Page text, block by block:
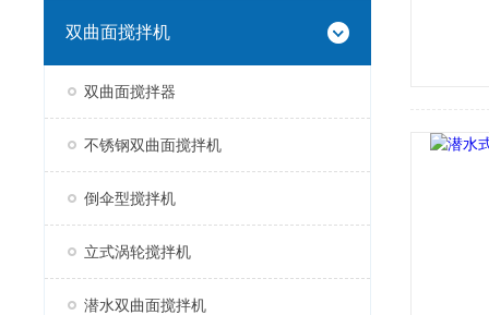
双曲面搅拌机
双曲面搅拌器
不锈钢双曲面搅拌机
倒伞型搅拌机
立式涡轮搅拌机
潜水双曲面搅拌机